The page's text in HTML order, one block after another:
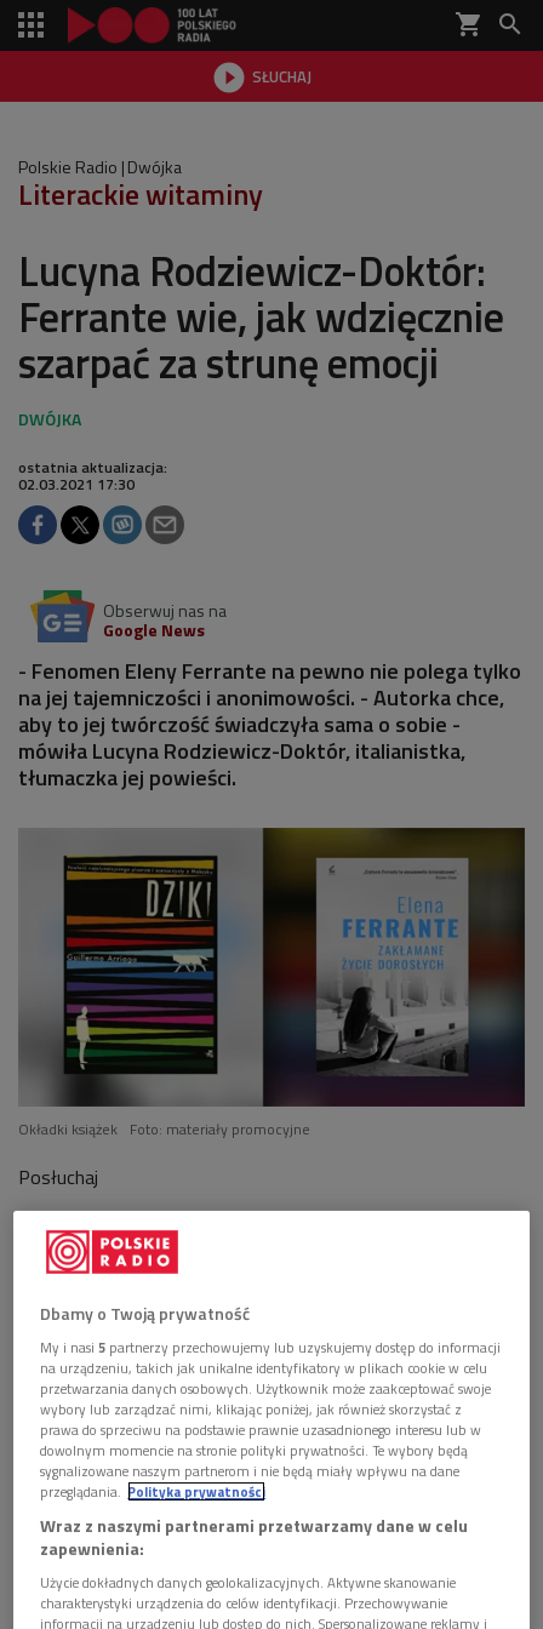
shopping_cart 
 SŁUCHAJ

Polskie Radio Dwójka
Literackie witaminy
Lucyna Rodziewicz-Doktór:
Ferrante wie, jak wdzięcznie
szarpać za strunę emocji
ostatnia aktualizacja:
02.03.2021 17:30
Obserwuj nas na
Google News
- Fenomen Eleny Ferrante na pewno nie polega tylko
na jej tajemniczości i anonimowości. - Autorka chce,
aby to jej twórczość świadczyła sama o sobie -
mówiła Lucyna Rodziewicz-Doktór, italianistka,
tłumaczka jej powieści.
Okładki książek Foto: materiały promocyjne
Posłuchaj
08:50
Lucyna Rodziewicz-Doktór o powieściach Eleny
Ferrante (Literackie witaminy/Dwójka)
Międzynarodową popularność Ferrante przyniósł cykl
neapolitański, polscy czytelnicy poznali ją za sprawą powieści
"Zakłamane życie dorosłych".Kto jednak kryje się pod
pseudonimem pisarza lub pisarki o nieznanej właściwie
Woal tajemnicy
- Jeżeli w pierwszym zrywie czytelnik wybierze tę autorkę z
Dbamy o Twoją prywatność
My i nasi5 partnerzy przechowujemy lub uzyskujemy dostęp do informacji
na urządzeniu, takich jak unikalne identyfikatory w plikach cookie w celu
przetwarzania danych osobowych. Użytkownik może zaakceptować swoje
wybory lub zarządzać nimi, klikając poniżej, jak również skorzystać z
prawa do sprzeciwu na podstawie prawnie uzasadnionego interesu lub w
dowolnym momencie na stronie polityki prywatności. Te wybory będą
sygnalizowane naszym partnerom i nie będą miały wpływu na dane
przeglądania. Polityka prywatności
Wraz z naszymi partnerami przetwarzamy dane w celu
zapewnienia:
Użycie dokładnych danych geolokalizacyjnych. Aktywne skanowanie
charakterystyki urządzenia do celów identyfikacji. Przechowywanie
informacji na urządzeniu lub dostęp do nich. Spersonalizowane reklamy i